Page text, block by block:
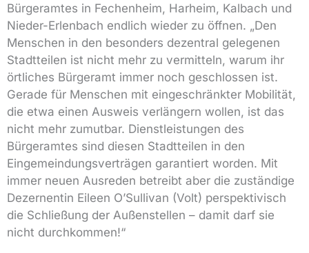
Bürgeramtes in Fechenheim, Harheim, Kalbach und
Nieder-Erlenbach endlich wieder zu öffnen. „Den
Menschen in den besonders dezentral gelegenen
Stadtteilen ist nicht mehr zu vermitteln, warum ihr
örtliches Bürgeramt immer noch geschlossen ist.
Gerade für Menschen mit eingeschränkter Mobilität,
die etwa einen Ausweis verlängern wollen, ist das
nicht mehr zumutbar. Dienstleistungen des
Bürgeramtes sind diesen Stadtteilen in den
Eingemeindungsverträgen garantiert worden. Mit
immer neuen Ausreden betreibt aber die zuständige
Dezernentin Eileen O’Sullivan (Volt) perspektivisch
die Schließung der Außenstellen – damit darf sie
nicht durchkommen!“